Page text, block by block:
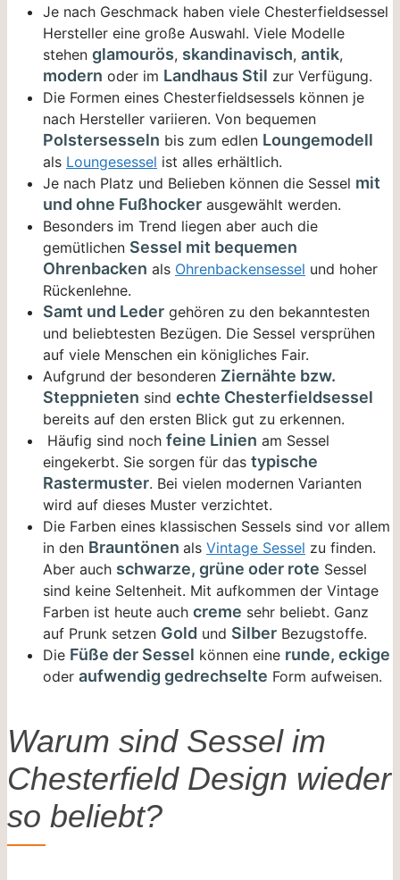
Je nach Geschmack haben viele Chesterfieldsessel
Hersteller eine große Auswahl. Viele Modelle
stehen glamourös, skandinavisch, antik,
modern oder im Landhaus Stil zur Verfügung.
Die Formen eines Chesterfieldsessels können je
nach Hersteller variieren. Von bequemen
Polstersesseln bis zum edlen Loungemodell
als Loungesessel ist alles erhältlich.
Je nach Platz und Belieben können die Sessel mit
und ohne Fußhocker ausgewählt werden.
Besonders im Trend liegen aber auch die
gemütlichen Sessel mit bequemen
Ohrenbacken als Ohrenbackensessel und hoher
Rückenlehne.
Samt und Leder gehören zu den bekanntesten
und beliebtesten Bezügen. Die Sessel versprühen
auf viele Menschen ein königliches Fair.
Aufgrund der besonderen Ziernähte bzw.
Steppnieten sind echte Chesterfieldsessel
bereits auf den ersten Blick gut zu erkennen.
Häufig sind noch feine Linien am Sessel
eingekerbt. Sie sorgen für das typische
Rastermuster. Bei vielen modernen Varianten
wird auf dieses Muster verzichtet.
Die Farben eines klassischen Sessels sind vor allem
in den Brauntönen als Vintage Sessel zu finden.
Aber auch schwarze, grüne oder rote Sessel
sind keine Seltenheit. Mit aufkommen der Vintage
Farben ist heute auch creme sehr beliebt. Ganz
auf Prunk setzen Gold und Silber Bezugstoffe.
Die Füße der Sessel können eine runde, eckige
oder aufwendig gedrechselte Form aufweisen.
Warum sind Sessel im
Chesterfield Design wieder
so beliebt?